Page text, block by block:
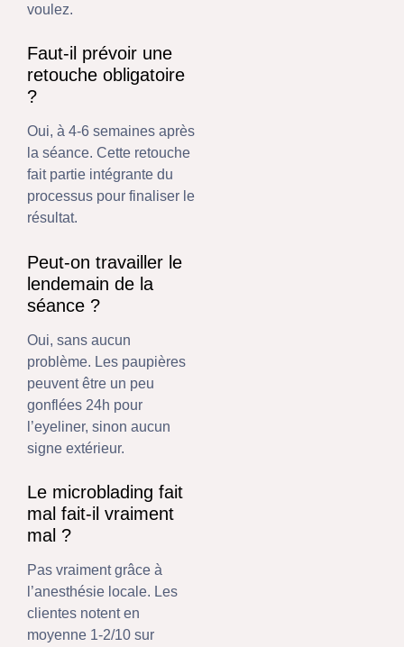
voulez.
Faut-il prévoir une
retouche obligatoire
?
Oui, à 4-6 semaines après
la séance. Cette retouche
fait partie intégrante du
processus pour finaliser le
résultat.
Peut-on travailler le
lendemain de la
séance ?
Oui, sans aucun
problème. Les paupières
peuvent être un peu
gonflées 24h pour
l’eyeliner, sinon aucun
signe extérieur.
Le microblading fait
mal fait-il vraiment
mal ?
Pas vraiment grâce à
l’anesthésie locale. Les
clientes notent en
moyenne 1-2/10 sur